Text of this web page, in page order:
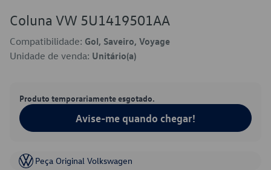
Coluna VW 5U1419501AA
Compatibilidade: Gol, Saveiro, Voyage
Unidade de venda: Unitário(a)
Produto temporariamente esgotado.
Avise-me quando chegar!
Peça Original Volkswagen